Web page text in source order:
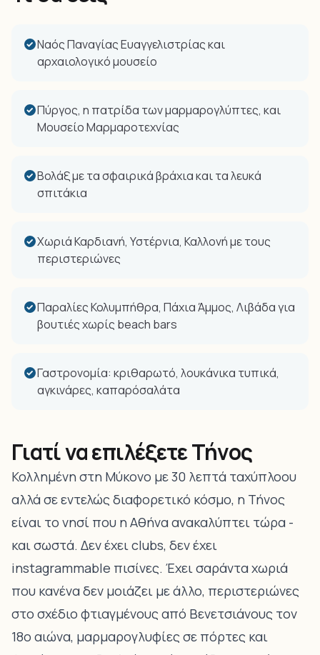
Ναός Παναγίας Ευαγγελιστρίας και
αρχαιολογικό μουσείο
Πύργος, η πατρίδα των μαρμαρογλύπτες, και
Μουσείο Μαρμαροτεχνίας
Βολάξ με τα σφαιρικά βράχια και τα λευκά
σπιτάκια
Χωριά Καρδιανή, Υστέρνια, Καλλονή με τους
περιστεριώνες
Παραλίες Κολυμπήθρα, Πάχια Άμμος, Λιβάδα για
βουτιές χωρίς beach bars
Γαστρονομία: κριθαρωτό, λουκάνικα τυπικά,
αγκινάρες, καπαρόσαλάτα
Γιατί να επιλέξετε Τήνος
Κολλημένη στη Μύκονο με 30 λεπτά ταχύπλοου
αλλά σε εντελώς διαφορετικό κόσμο, η Τήνος
είναι το νησί που η Αθήνα ανακαλύπτει τώρα -
και σωστά. Δεν έχει clubs, δεν έχει
instagrammable πισίνες. Έχει σαράντα χωριά
που κανένα δεν μοιάζει με άλλο, περιστεριώνες
στο σχέδιο φτιαγμένους από Βενετσιάνους τον
18ο αιώνα, μαρμαρογλυφίες σε πόρτες και